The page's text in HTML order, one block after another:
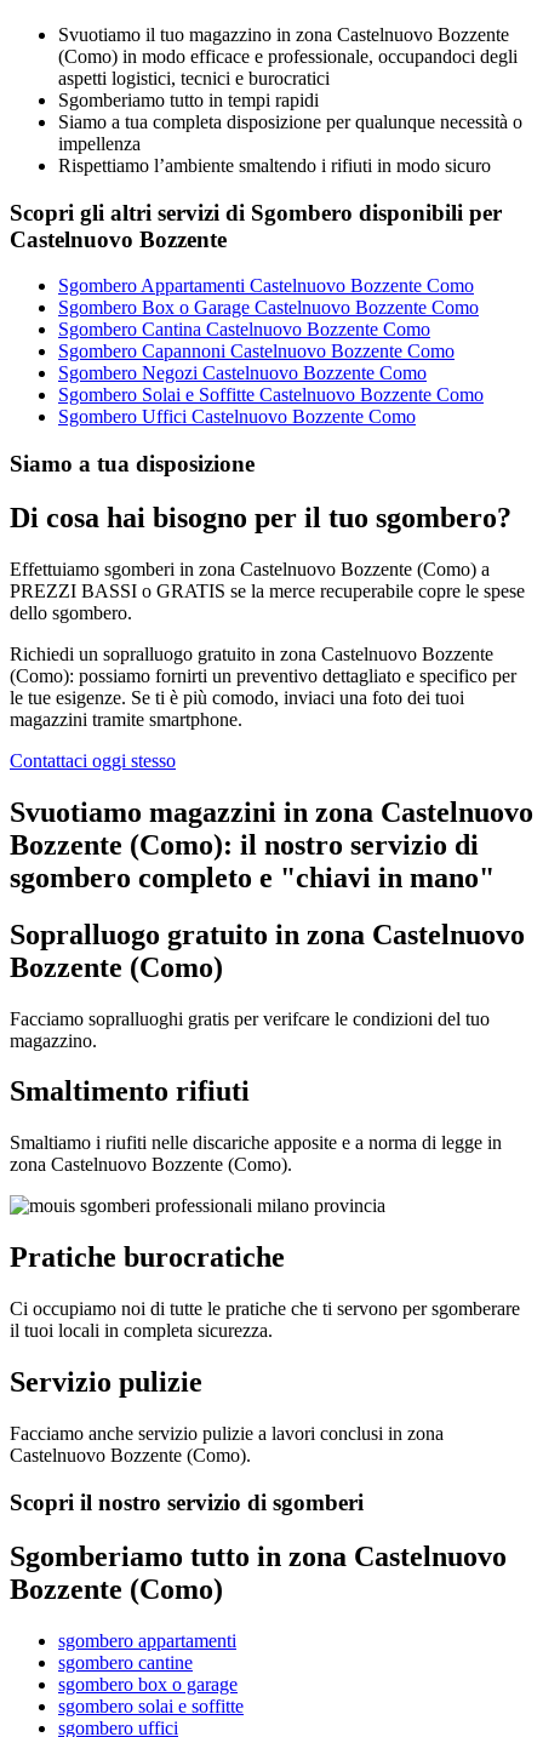
Svuotiamo il tuo magazzino in zona Castelnuovo Bozzente
(Como) in modo efficace e professionale, occupandoci degli
aspetti logistici, tecnici e burocratici
Sgomberiamo tutto in tempi rapidi
Siamo a tua completa disposizione per qualunque necessità o
impellenza
Rispettiamo l’ambiente smaltendo i rifiuti in modo sicuro
Scopri gli altri servizi di Sgombero disponibili per
Castelnuovo Bozzente
Sgombero Appartamenti Castelnuovo Bozzente Como
Sgombero Box o Garage Castelnuovo Bozzente Como
Sgombero Cantina Castelnuovo Bozzente Como
Sgombero Capannoni Castelnuovo Bozzente Como
Sgombero Negozi Castelnuovo Bozzente Como
Sgombero Solai e Soffitte Castelnuovo Bozzente Como
Sgombero Uffici Castelnuovo Bozzente Como
Siamo a tua disposizione
Di cosa hai bisogno per il tuo sgombero?
Effettuiamo sgomberi in zona Castelnuovo Bozzente (Como) a
PREZZI BASSI o GRATIS se la merce recuperabile copre le spese
dello sgombero.
Richiedi un sopralluogo gratuito in zona Castelnuovo Bozzente
(Como): possiamo fornirti un preventivo dettagliato e specifico per
le tue esigenze. Se ti è più comodo, inviaci una foto dei tuoi
magazzini tramite smartphone.
Contattaci oggi stesso
Svuotiamo magazzini in zona Castelnuovo
Bozzente (Como): il nostro servizio di
sgombero completo e "chiavi in mano"​
Sopralluogo gratuito in zona Castelnuovo
Bozzente (Como)
Facciamo sopralluoghi gratis per verifcare le condizioni del tuo
magazzino.
Smaltimento rifiuti
Smaltiamo i riufiti nelle discariche apposite e a norma di legge in
zona Castelnuovo Bozzente (Como).
Pratiche burocratiche
Ci occupiamo noi di tutte le pratiche che ti servono per sgomberare
il tuoi locali in completa sicurezza.
Servizio pulizie
Facciamo anche servizio pulizie a lavori conclusi in zona
Castelnuovo Bozzente (Como).
Scopri il nostro servizio di sgomberi
Sgomberiamo tutto in zona Castelnuovo
Bozzente (Como)
sgombero appartamenti
sgombero cantine
sgombero box o garage
sgombero solai e soffitte
sgombero uffici